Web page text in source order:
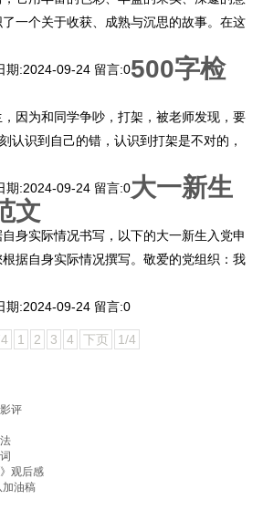
一个关于收获、成熟与沉思的故事。在这
期:2024-09-24 留言:0500字检
因为和同学争吵，打架，被老师发现，要
认识到自己的错，认识到打架是不对的，
期:2024-09-24 留言:0大一新生
文
身实际情况书写，以下的大一新生入党申
据自身实际情况撰写。敬爱的党组织：我
期:2024-09-24 留言:0
1 2 3 4 下页 1/4
评
观后感
加油稿